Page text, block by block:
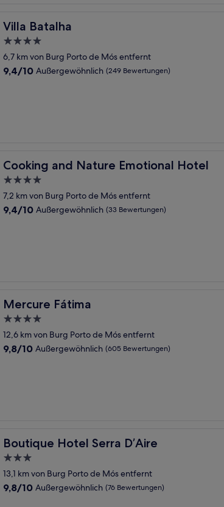
Villa Batalha
Villa Batalha
4.0-
Sterne-
Unterkunft
6,7 km von Burg Porto de Mós entfernt
9.4
9,4/10 Außergewöhnlich (249 Bewertungen)
Cooking and Nature Emotional Hotel
Cooking and Nature Emotional Hotel
4.0-
Sterne-
Unterkunft
7,2 km von Burg Porto de Mós entfernt
9.4
9,4/10 Außergewöhnlich (33 Bewertungen)
Mercure Fátima
Mercure Fátima
4.0-
Sterne-
Unterkunft
12,6 km von Burg Porto de Mós entfernt
9.8
9,8/10 Außergewöhnlich (605 Bewertungen)
Boutique Hotel Serra D’Aire
Boutique Hotel Serra D’Aire
3.0-
Sterne-
Unterkunft
13,1 km von Burg Porto de Mós entfernt
9.8
9,8/10 Außergewöhnlich (76 Bewertungen)